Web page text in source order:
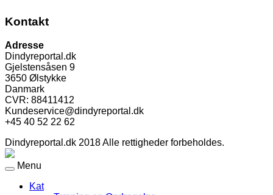
Kontakt
Adresse
Dindyreportal.dk
Gjelstensåsen 9
3650 Ølstykke
Danmark
CVR: 88411412
Kundeservice@dindyreportal.dk
+45 40 52 22 62
Dindyreportal.dk 2018 Alle rettigheder forbeholdes.
Menu
Kat